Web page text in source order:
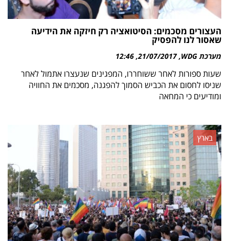
העצורים מסכמים: הסיטואציה רק חיזקה את הידיעה
שאסור לנו להפסיק
מערכת WDG 21/07/2017
12:46
שעות ספורות לאחר ששוחררו, המפגינים שנעצרו אתמול לאחר
שניסו לחסום את הכביש הסמוך להפגנה, מסכמים את החוויה
ומודיעים כי המחאה
בארץ